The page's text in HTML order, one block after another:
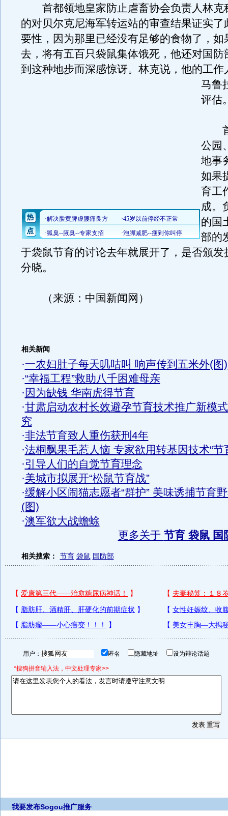
首都领地皇家防止虐畜协会负责人林克
的对贝尔克尼海军转运站的审查结果证实了
要性，因为那里已经没有足够的食物了，如
去，将有五百只袋鼠集体饿死，他还对国防
到这种地步而深感惊讶。 林克说，他的工作
马鲁
评估
首
公园
地事
如果
育工
成。
的国
部的
于袋鼠节育的讨论去年就展开了，是否颁发
分晓。
（来源：中国新闻网）
相关新闻
·一农妇肚子每天叽咕叫 响声传到五米外(图)
·“幸福工程”救助八千困难母亲
· 因为缺钱 华南虎得节育
·甘肃启动农村长效避孕节育技术推广新模
究
·非法节育致人重伤获刑4年
·法桐飘果毛惹人恼 专家欲用转基因技术“节
·引导人们的自觉节育理念
·美城市拟展开“松鼠节育战”
·缓解小区闹猫志愿者“群护” 美味诱捕节育
(图)
·澳军欲大战蟾蜍
更多关于 节育 袋鼠 国
相关搜索： 节育 袋鼠 国防部
用户： 匿名 隐藏地址 设为辩论话题
*搜狗拼音输入法，中文处理专家>>
我要发布Sogou推广服务